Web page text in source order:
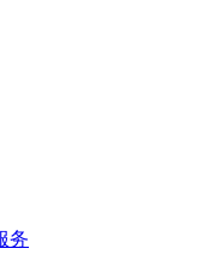
务